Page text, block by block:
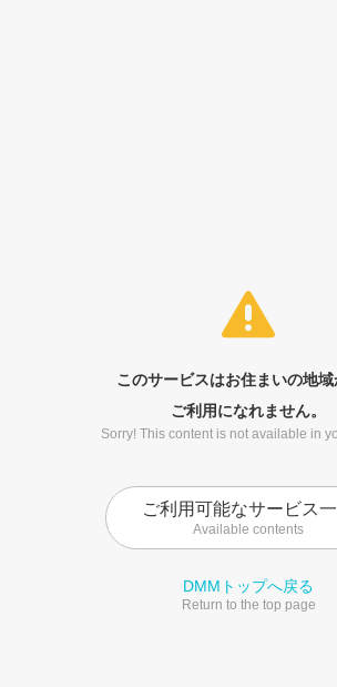
このサービスはお住まいの地
ご利用になれません。
Sorry! This content is not available in
ご利用可能なサービス
Available contents
DMMトップへ戻る
Return to the top page